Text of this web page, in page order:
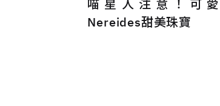
喵星人注意！可
Nereides甜美珠寶